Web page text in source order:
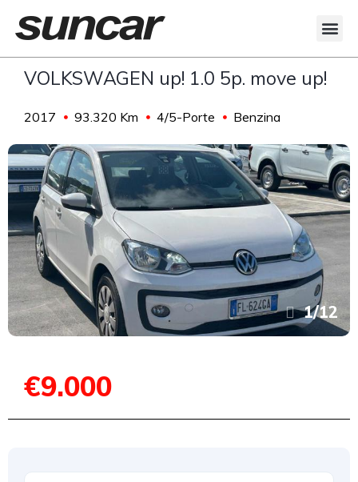
VOLKSWAGEN up! 1.0 5p. move up!
2017 93.320 Km 4/5-Porte Benzina
1/12
€9.000